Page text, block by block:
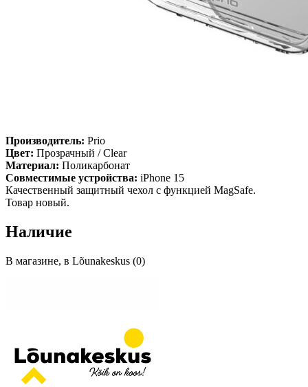
Производитель: Prio
Цвет: Прозрачный / Clear
Материал: Поликарбонат
Совместимые устройства: iPhone 15
Качественный защитный чехол с функцией MagSafe.
Товар новый.
Наличие
В магазине, в Lõunakeskus (0)